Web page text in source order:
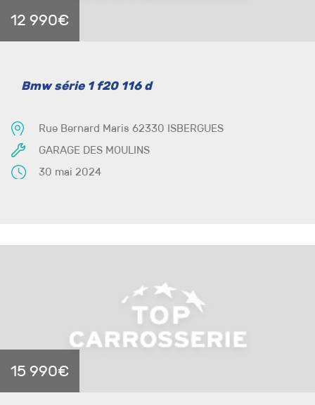
12 990€
Bmw série 1 f20 116 d
Rue Bernard Maris 62330 ISBERGUES
GARAGE DES MOULINS
30 mai 2024
15 990€